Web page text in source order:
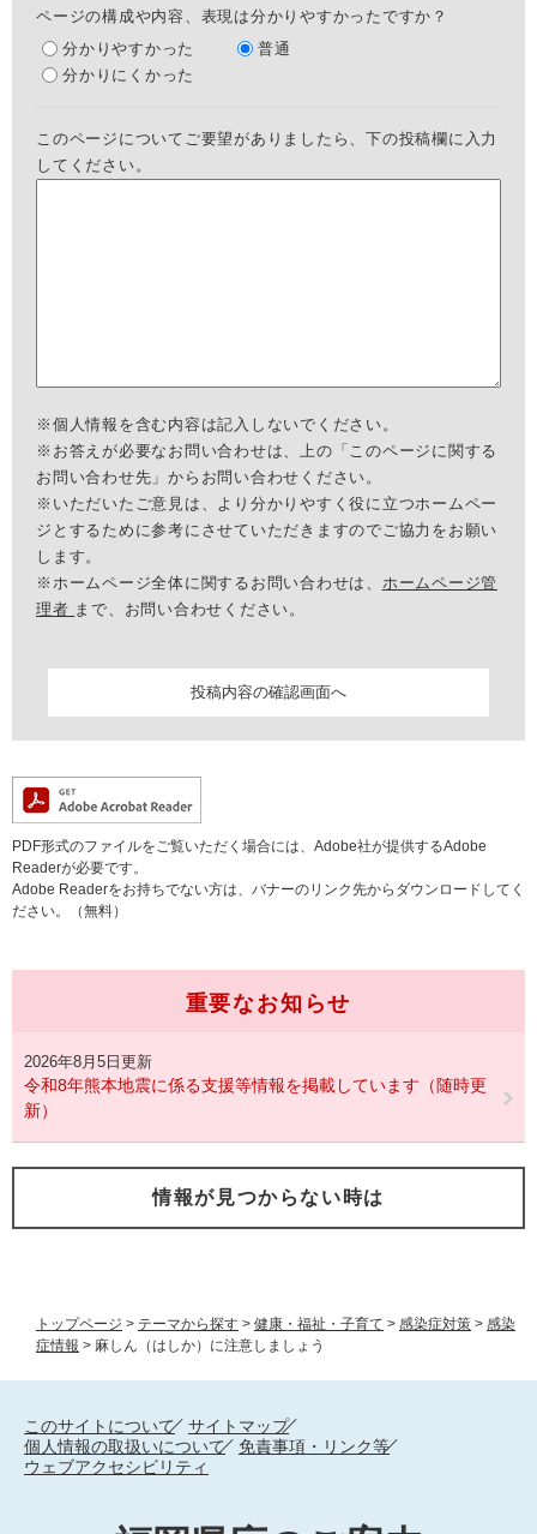
トップページ > テーマから探す > 健康・福祉・子育て > 感染症対策 > 感染
症情報 > 麻しん（はしか）に注意しましょう
ページの構成や内容、表現は分かりやすかったですか？
分かりやすかった
普通
分かりにくかった
このページについてご要望がありましたら、下の投稿欄に入力
してください。
※個人情報を含む内容は記入しないでください。
※お答えが必要なお問い合わせは、上の「このページに関する
お問い合わせ先」からお問い合わせください。
※いただいたご意見は、より分かりやすく役に立つホームペー
ジとするために参考にさせていただきますのでご協力をお願い
します。
※ホームページ全体に関するお問い合わせは、 ホームページ管
理者 まで、お問い合わせください。
PDF形式のファイルをご覧いただく場合には、Adobe社が提供するAdobe
Readerが必要です。
Adobe Readerをお持ちでない方は、バナーのリンク先からダウンロードしてく
ださい。（無料）
重要なお知らせ
2026年8月5日更新
令和8年熊本地震に係る支援等情報を掲載しています（随時更
新）
情報が見つからない時は
このサイトについて
サイトマップ
個人情報の取扱いについて
免責事項・リンク等
ウェブアクセシビリティ